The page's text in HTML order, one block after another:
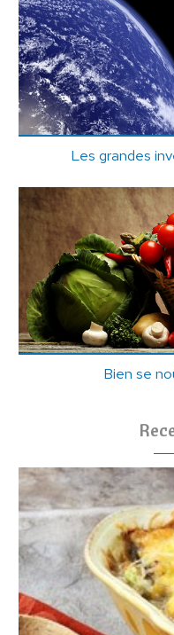
Les grandes
Bien se